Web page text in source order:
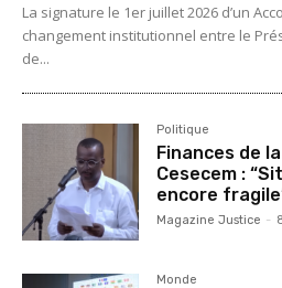
La signature le 1er juillet 2026 d’un
changement institutionnel entre le
de...
Politique
Finances de
Cesecem :
encore
Magazine Justice -
Monde